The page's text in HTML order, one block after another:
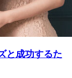
と成功するた